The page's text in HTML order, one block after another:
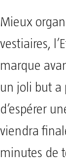
Mieux
vestiaires,
marque
un joli but a
d’espérer
viendra
minutes de